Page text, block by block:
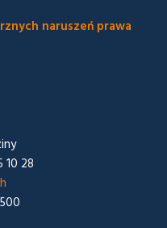
naruszeń prawa
10 28